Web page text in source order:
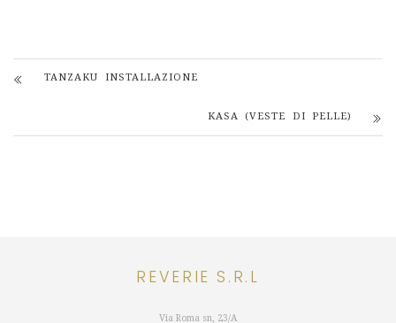
TANZAKU INSTALLAZIONE
KASA (VESTE DI PELLE)
REVERIE S.R.L
Via Roma sn, 23/A